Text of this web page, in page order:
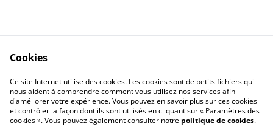
Contactez-nous
Conditions
Politique de confidentialité
Politique de cookies
Cookies
Ce site Internet utilise des cookies. Les cookies sont de petits fichiers qui
nous aident à comprendre comment vous utilisez nos services afin
d'améliorer votre expérience. Vous pouvez en savoir plus sur ces cookies
et contrôler la façon dont ils sont utilisés en cliquant sur « Paramètres des
cookies ». Vous pouvez également consulter notre politique de cookies.